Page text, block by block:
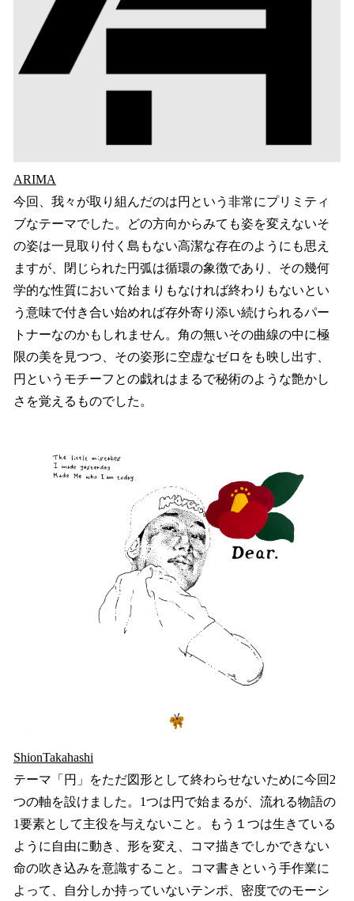
ARIMA
今回、我々が取り組んだのは円という非常にプリミティ
ブなテーマでした。どの方向からみても姿を変えないそ
の姿は一見取り付く島もない高潔な存在のようにも思え
ますが、閉じられた円弧は循環の象徴であり、その幾何
学的な性質において始まりもなければ終わりもないとい
う意味で付き合い始めれば存外寄り添い続けられるパー
トナーなのかもしれません。角の無いその曲線の中に極
限の美を見つつ、その姿形に空虚なゼロをも映し出す、
円というモチーフとの戯れはまるで秘術のような艶かし
さを覚えるものでした。
ShionTakahashi
テーマ「円」をただ図形として終わらせないために今回2
つの軸を設けました。1つは円で始まるが、流れる物語の
1要素として主役を与えないこと。もう１つは生きている
ように自由に動き、形を変え、コマ描きでしかできない
命の吹き込みを意識すること。コマ書きという手作業に
よって、自分しか持っていないテンポ、密度でのモーシ